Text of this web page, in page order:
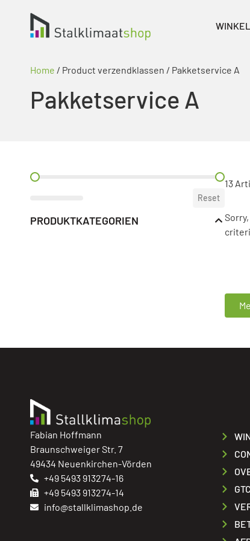
WINKEL
Home / Product verzendklassen / Pakketservice A
Pakketservice A
PREIS FILTER
Reset
PRODUKTKATEGORIEN
13
Fabian Hoffmann
Braunschweiger Str. 7
49434 Neuenkirchen-Vörden
+49 5493 913274-16
+49 5493 913274-14
info@stallklimashop.de
GTC